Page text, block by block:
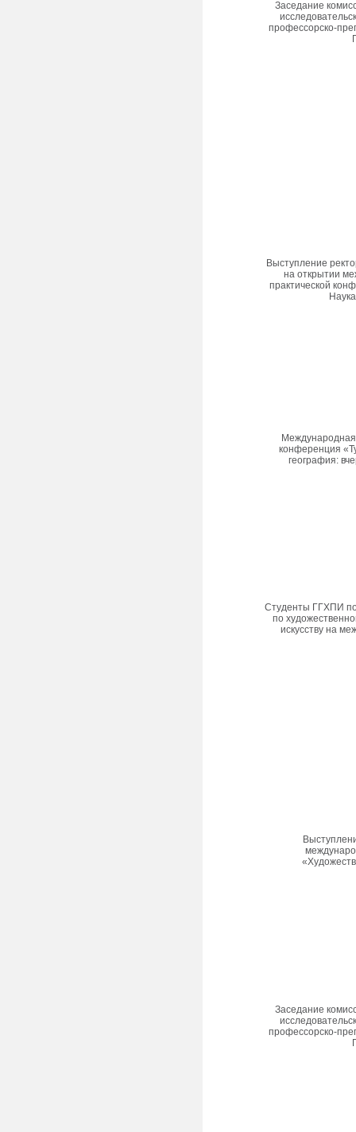
Заседание
профессорско-
Выступление
на открытии
практической
Международная
конференция
география:
Студенты ГГХПИ
по
искусству на
Заседание
профессорско-